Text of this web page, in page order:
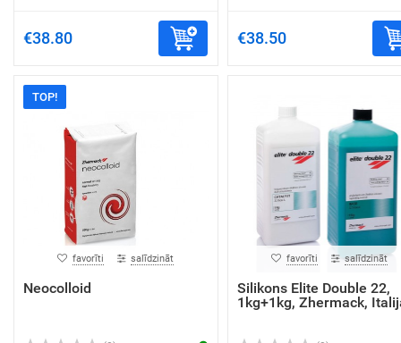
€38.80 €38.50
TOP!
favorīti salīdzināt
Neocolloid
favorīti salīdzināt
Silikons Elite Double 22,
1kg+1kg, Zhermack,